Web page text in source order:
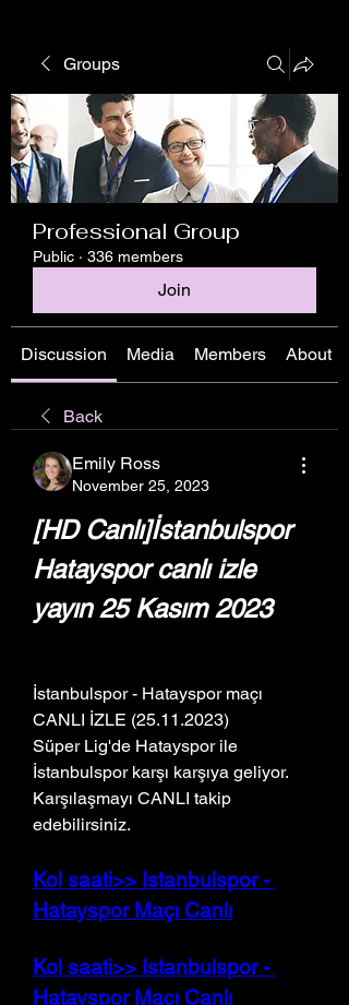
Groups
Professional Group
Public · 336 members
Join
Discussion Media Members About
Back
Emily Ross
November 25, 2023
[HD Canlı]İstanbulspor
Hatayspor canlı izle
yayın 25 Kasım 2023
İstanbulspor - Hatayspor maçı
CANLI İZLE (25.11.2023)
Süper Lig'de Hatayspor ile
İstanbulspor karşı karşıya geliyor.
Karşılaşmayı CANLI takip
edebilirsiniz.
Kol saati>> Istanbulspor -
Hatayspor Maçı Canlı
Kol saati>> Istanbulspor -
Hatayspor Maçı Canlı